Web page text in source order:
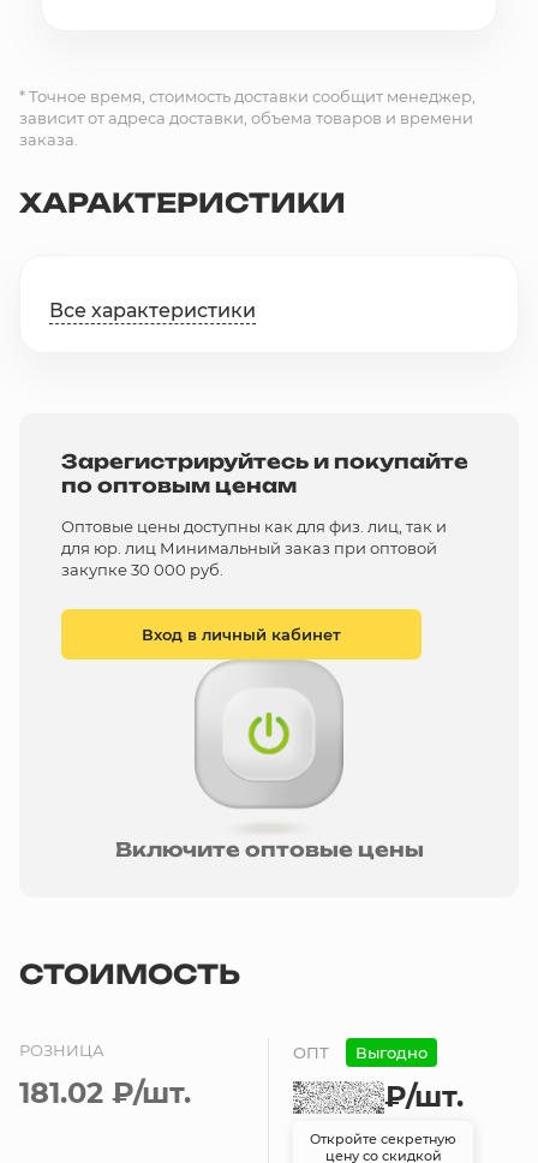
* Точное время, стоимость доставки сообщит менеджер,
зависит от адреса доставки, объема товаров и времени
заказа.
ХАРАКТЕРИСТИКИ
Все характеристики
Зарегистрируйтесь и покупайте
по оптовым ценам
Оптовые цены доступны как для физ. лиц, так и
для юр. лиц Минимальный заказ при оптовой
закупке 30 000 руб.
Вход в личный кабинет
Включите оптовые цены
СТОИМОСТЬ
РОЗНИЦА
181.02 ₽/шт.
ОПТ Выгодно
₽/шт.
Откройте секретную
цену со скидкой